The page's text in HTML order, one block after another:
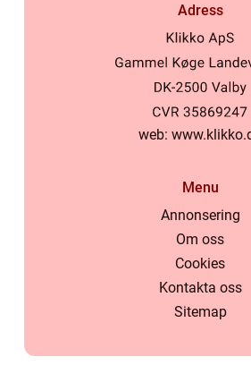
Adress
web:
Menu
Annonsering
Om oss
Cookies
Kontakta oss
Sitemap